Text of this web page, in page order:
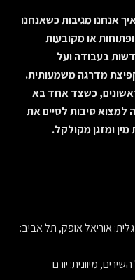
אנחנו מגיבות כשאנחנו
או מקובעות
בעבודה ועל
מדרגה משמעותית.
ראשונים, כשצד אחד בא
למצוא סיבות לסיים את
ומזגן מקולקל.
אוריאל אופק, תל אביב:
מיוונית: יורם